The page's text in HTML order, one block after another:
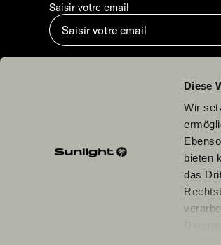
Diese
Wir
bieten
das
Saisir votre email
En soumettant, vous acceptez notre